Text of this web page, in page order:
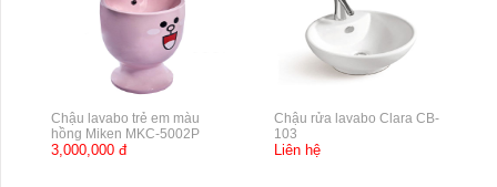
Chậu lavabo trẻ em màu
hồng Miken MKC-5002P
3,000,000 đ
Chậu rửa lavabo Clara CB-
103
Liên hệ